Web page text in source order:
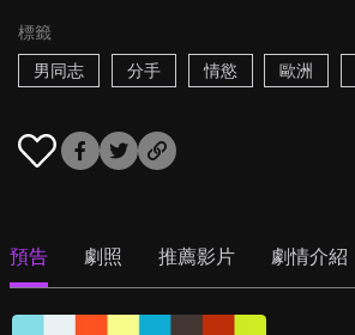
標籤
男同志
分手 情慾 歐洲
預告 劇照 推薦影片 劇情介紹